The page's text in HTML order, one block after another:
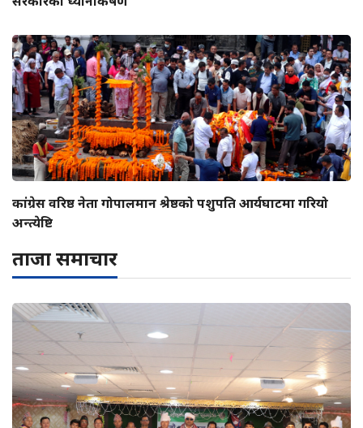
कांग्रेस वरिष्ठ नेता गोपालमान श्रेष्ठको पशुपति आर्यघाटमा गरियो
अन्त्येष्टि
ताजा समाचार